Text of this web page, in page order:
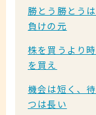
勝とう勝とうは
負けの元
株を買うより時
を買え
機会は短く、待
つは長い